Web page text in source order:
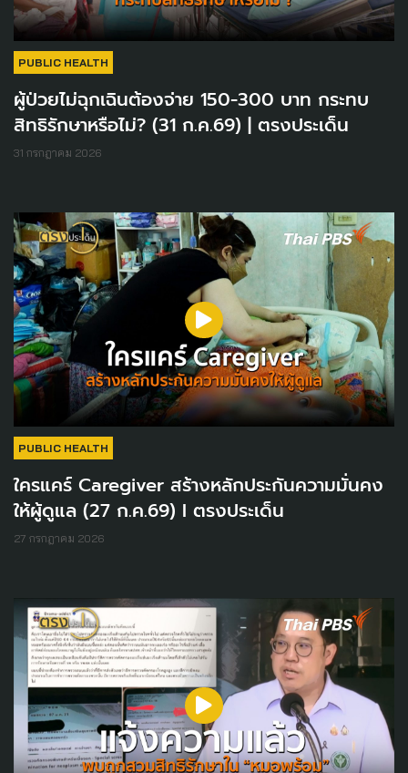
PUBLIC HEALTH
ผู้ป่วยไม่ฉุกเฉินต้องจ่าย 150-300 บาท กระทบ
สิทธิรักษาหรือไม่? (31 ก.ค.69) | ตรงประเด็น
31 กรกฎาคม 2026
PUBLIC HEALTH
ใครแคร์ Caregiver สร้างหลักประกันความมั่นคง
ให้ผู้ดูแล (27 ก.ค.69) I ตรงประเด็น
27 กรกฎาคม 2026